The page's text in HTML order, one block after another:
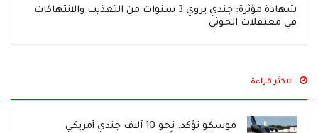
شهادة مؤثرة: جندي يروي 3 سنوات من التعذيب والانتهاكات
في معتقلات الحوثي
الاكثر قراءة
موسكو تؤكد: نحو 10 آلاف جندي أمريكي